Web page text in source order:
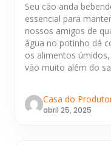
Seu cão anda
essencial para
nossos amigos de
água no potinho dá
os alimentos
vão muito além do
Casa do
abril 25, 2025